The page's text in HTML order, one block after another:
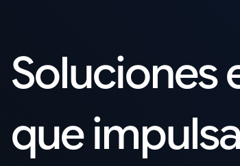
Soluciones
que